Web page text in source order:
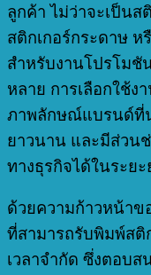
ลูกค้า ไม่ว่าจะเป็นส
สติกเกอร์กระดาษ ห
สำหรับงานโปรโมชั
หลาย การเลือกใช้ง
ภาพลักษณ์แบรนด์ที่
ยาวนาน และมีส่วน
ทางธุรกิจได้ในระยะ
ด้วยความก้าวหน้าข
ที่สามารถรับพิมพ์สติ
เวลาจำกัด ซึ่งตอบส